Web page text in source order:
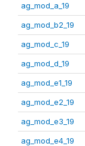
ag_mod_a_19
ag_mod_b2_19
ag_mod_c_19
ag_mod_d_19
ag_mod_e1_19
ag_mod_e2_19
ag_mod_e3_19
ag_mod_e4_19